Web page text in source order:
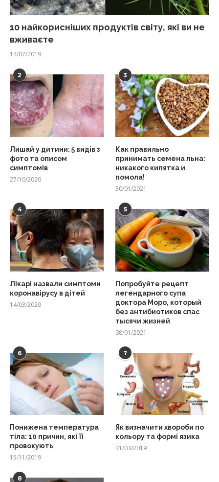
10 найкорисніших продуктів світу, які ви не
вживаєте
14/07/2019
2
Лишай у дитини: 5 видів з
фото та описом
симптомів
27/10/2020
3
Как правильно
принимать семена льна:
никакого кипятка и
помола!
30/01/2021
4
Лікарі назвали симптоми
коронавірусу в дітей
14/03/2020
5
Попробуйте рецепт
легендарного супа
доктора Моро, который
без антибиотиков спас
тысячи жизней
08/01/2021
6
Понижена температура
тіла: 10 причин, які її
провокують
15/11/2019
7
Як визначити хвороби по
кольору та формі язика
31/03/2019
8